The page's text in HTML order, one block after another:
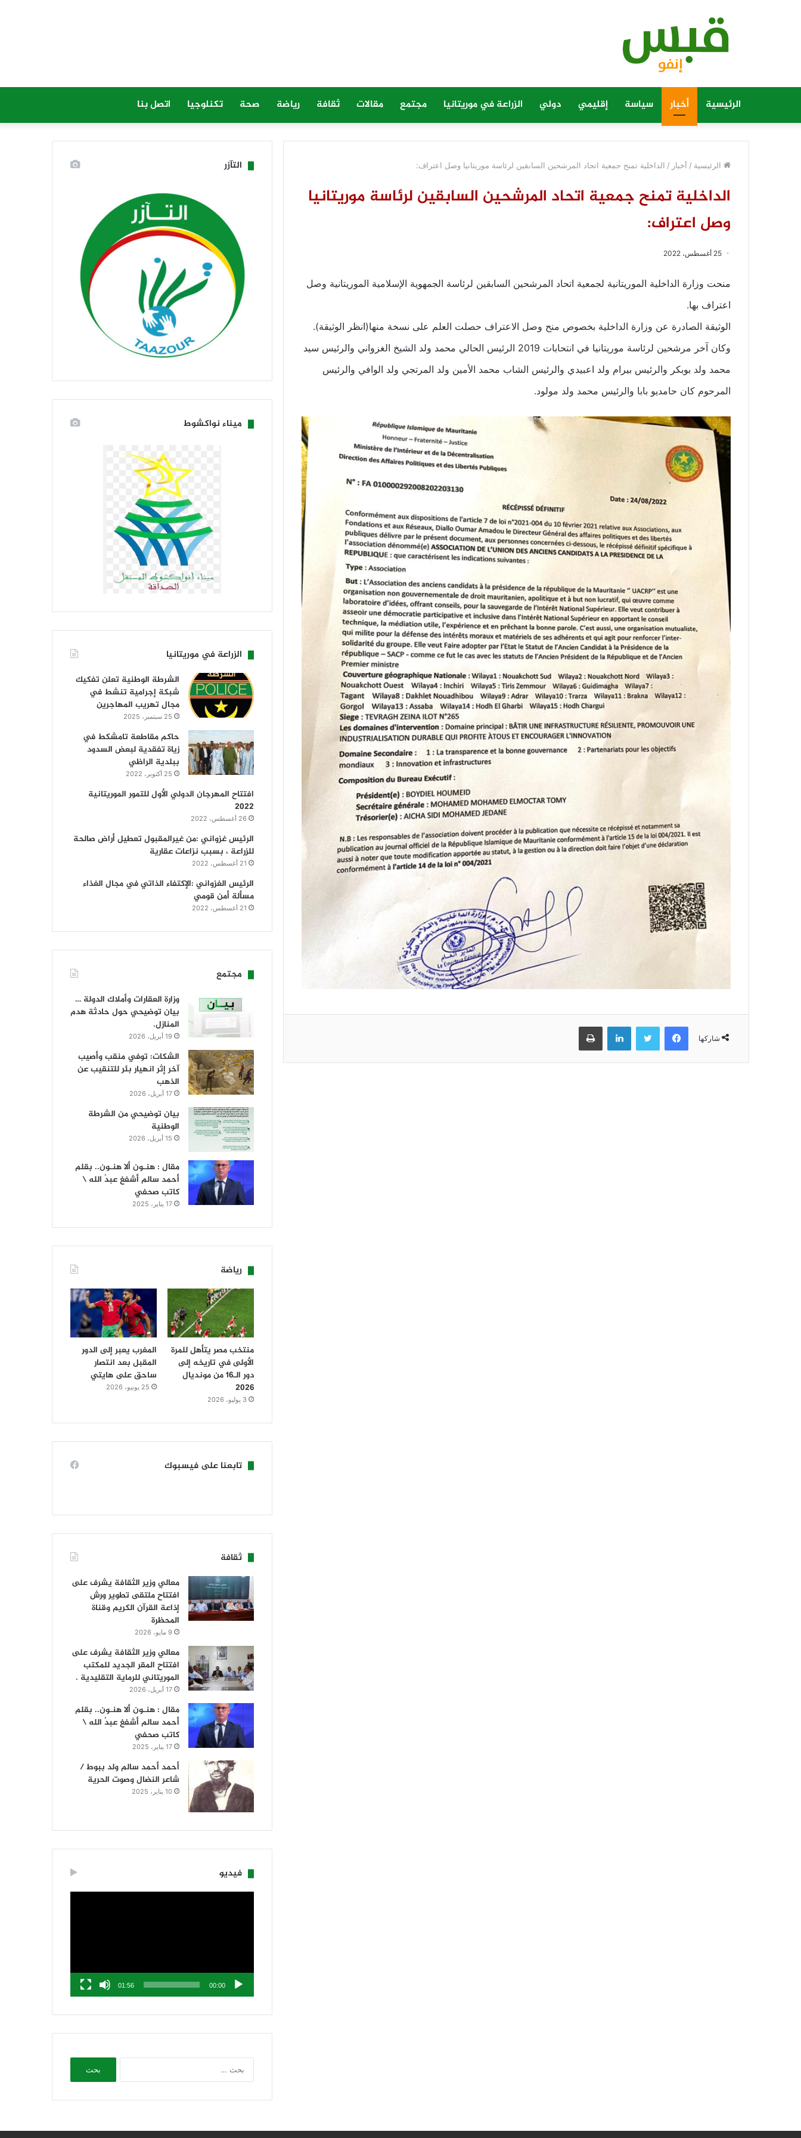
الرئيسية أخبار سياسة إقليمي دولي الزراعة في موريتانيا مجتمع مقالات ثقافة رياضة صحة تكنلوجيا اتصل بنا
الرئيسية / أخبار / الداخلية تمنح جمعية اتحاد المرشحين السابقين لرئاسة موريتانيا وصل اعتراف:
الداخلية تمنح جمعية اتحاد المرشحين السابقين لرئاسة موريتانيا
وصل اعتراف:
25 أغسطس، 2022
منحت وزارة الداخلية الموريتانية لجمعية اتحاد المرشحين السابقين لرئاسة الجمهوية الإسلامية الموريتانية وصل
اعتراف بها.
الوثيقة الصادرة عن وزارة الداخلية بخصوص منح وصل الاعتراف حصلت العلم على نسخة منها(انظر الوثيقة).
وكان آخر مرشحين لرئاسة موريتانيا في انتحابات 2019 الرئيس الحالي محمد ولد الشيخ الغزواني والرئيس سيد
محمد ولد بوبكر والرئيس بيرام ولد اعبيدي والرئيس الشاب محمد الأمين ولد المرتجي ولد الوافي والرئيس
المرحوم كان حامديو بابا والرئيس محمد ولد مولود.
شاركها
فيسبوك تويتر لينكدإن طباعة
التآزر
ميناء نواكشوط
الزراعة في موريتانيا
الشرطة الوطنية تعلن تفكيك
شبكة إجرامية تنشط في
مجال تهريب المهاجرين
25 سبتمبر، 2025
حاكم مقاطعة تامشكط في
زياة تفقدية لبعض السدود
ببلدية الراظي
25 أكتوبر، 2022
افتتاح المهرجان الدولي الأول للتمور الموريتانية
2022
26 أغسطس، 2022
الرئيس غزواني :من غيرالمقبول تعطيل أراض صالحة
للزراعة ، بسبب نزاعات عقارية
21 أغسطس، 2022
الرئيس الغزواني :الإكتفاء الذاتي في مجال الغذاء
مسألة أمن قومي
21 أغسطس، 2022
مجتمع
وزارة العقارات وأملاك الدولة …
بيان توضيحي حول حادثة هدم
المنازل.
19 أبريل، 2026
الشكات: توفي منقب وأصيب
آخر إثر انهيار بئر للتنقيب عن
الذهب
17 أبريل، 2026
بيان توضيحي من الشرطة
الوطنية
15 أبريل، 2026
مقال : هنـون ألا هنـون.. بقلم
أحمد سالم أشفغ عبدُ الله \
كاتب صحفي
17 يناير، 2025
رياضة
منتخب مصر يتأهل للمرة
الأولى في تاريخه إلى
دور الـ16 من مونديال
2026
3 يوليو، 2026
المغرب يعبر إلى الدور
المقبل بعد انتصار
ساحق على هايتي
25 يونيو، 2026
تابعنا على فيسبوك
ثقافة
معالي وزير الثقافة يشرف على
افتتاح ملتقى تطوير ورش
إذاعة القرآن الكريم وقناة
المحظرة
9 مايو، 2026
معالي وزير الثقافة يشرف على
افتتاح المقر الجديد للمكتب
الموريتاني للرماية التقليدية .
17 أبريل، 2026
مقال : هنـون ألا هنـون.. بقلم
أحمد سالم أشفغ عبدُ الله \
كاتب صحفي
17 يناير، 2025
أحمد أحمد سالم ولد ببوط /
شاعر النضال وصوت الحرية
10 يناير، 2025
فيديو
00:00
01:56